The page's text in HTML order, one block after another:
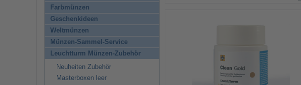
Farbmünzen
Geschenkideen
Weltmünzen
Münzen-Sammel-Service
Leuchtturm Münzen-Zubehör
Neuheiten Zubehör
Masterboxen leer